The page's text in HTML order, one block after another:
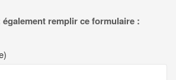
également remplir ce formulaire :